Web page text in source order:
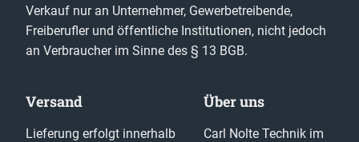
Verkauf nur an Unternehmer, Gewerbetreibende,
Freiberufler und öffentliche Institutionen, nicht jedoch
an Verbraucher im Sinne des § 13 BGB.
Versand
Lieferung erfolgt innerhalb
Über uns
Carl Nolte Technik im